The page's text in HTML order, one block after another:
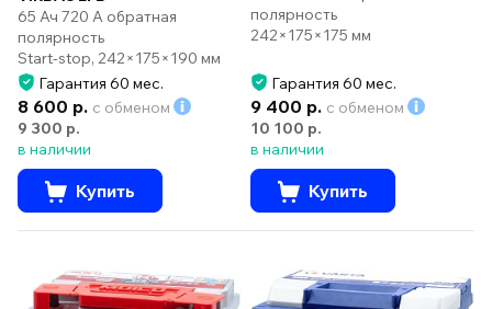
65 Ач 720 А обратная
полярность
Start-stop, 242×175×190 мм
Гарантия 60 мес.
8 600 р. с обменом
9 300 р.
в наличии
Купить
полярность
242×175×175 мм
Гарантия 60 мес.
9 400 р. с обменом
10 100 р.
в наличии
Купить